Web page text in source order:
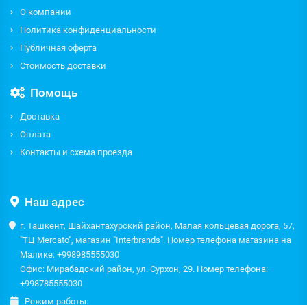
О компании
Политика конфиденциальности
Публичная оферта
Стоимость доставки
Помощь
Доставка
Оплата
Контакты и схема проезда
Наш адрес
г. Ташкент, Шайхантахурский район, Малая кольцевая дорога, 57,
"ТЦ Mercato", магазин "Interbrands". Номер телефона магазина на
Малике: +998985555030
Офис: Мирабадский район, ул. Сурхон, 29. Номер телефона:
+998785555030
Режим работы: